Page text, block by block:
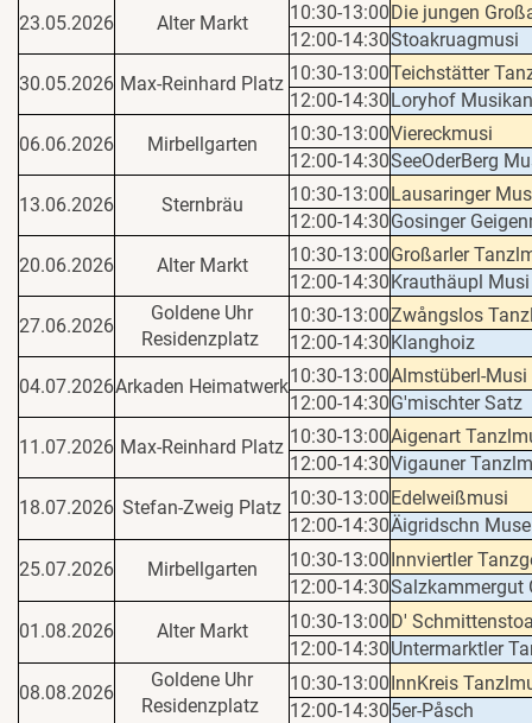
23.05.2026
Alter Markt 10:30-13:00Die jungen
12:00-14:30Stoakruagmusi
30.05.2026 Max-Reinhard Platz 10:30-13:00Teichstätter
12:00-14:30Loryhof
06.06.2026
Mirbellgarten 10:30-13:00Viereckmusi
12:00-14:30SeeOderBerg
13.06.2026
Sternbräu 10:30-13:00Lausaringer
12:00-14:30Gosinger
20.06.2026
Alter Markt 10:30-13:00Großarler
12:00-14:30Krauthäupl Musi
27.06.2026
Goldene Uhr
Residenzplatz
10:30-13:00Zwångslos
12:00-14:30Klanghoiz
04.07.2026Arkaden Heimatwerk10:30-13:00Almstüberl-Musi
12:00-14:30G'mischter Satz
11.07.2026 Max-Reinhard Platz 10:30-13:00Aigenart
12:00-14:30Vigauner
18.07.2026 Stefan-Zweig Platz 10:30-13:00Edelweißmusi
12:00-14:30Äigridschn Muse
25.07.2026
Mirbellgarten 10:30-13:00Innviertler
12:00-14:30Salzkammergut
01.08.2026
Alter Markt 10:30-13:00D'
12:00-14:30Untermarktler
08.08.2026
Goldene Uhr
Residenzplatz
10:30-13:00InnKreis
12:00-14:305er-Påsch